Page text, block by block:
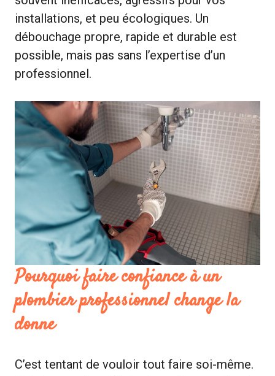
installations, et peu écologiques. Un
débouchage propre, rapide et durable est
possible, mais pas sans l’expertise d’un
professionnel.
Pourquoi faire confiance à un
plombier professionnelchange la
donne
C’est tentant de vouloir tout faire soi-même.